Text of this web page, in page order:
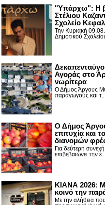
"Υπάρχω": Η
Στέλιου
Σχολείο
Την Κυριακή
Δημοτικού
Αγοράς στο
νωρίτερα
Ο Δήμος Άργους
παραγωγούς και τ...
Ο Δήμος
επιτυχία και
διανομών
Για δεύτερη
επιβεβαιώνει την έ...
ΚΙΑΝΑ 2026:
κοινό την
Με την αλήθεια